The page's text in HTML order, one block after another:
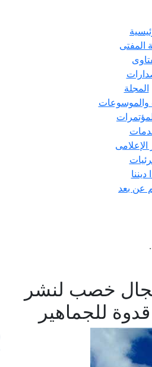
المفتى
المجلة
والموسوعات
الإعلامى
ديننا
عن بعد
خصب لنشر
للجماهير